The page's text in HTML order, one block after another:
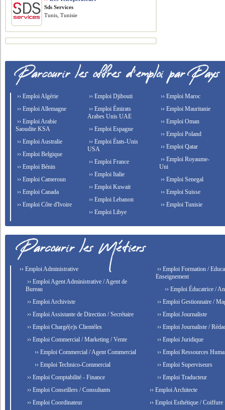
Sds Services
Tunis, Tunisie
›› Emploi Algérie
›› Emploi Allemagne
›› Emploi Arabie
Saoudite KSA
›› Emploi Australie
›› Emploi Belgique
›› Emploi Bénin
›› Emploi Cameroun
›› Emploi Canada
›› Emploi Côte d'Ivoire
›› Emploi Djibouti
›› Emploi Émirats
Arabes Unis UAE
›› Emploi Espagne
›› Emploi États-Unis
USA
›› Emploi France
›› Emploi Italie
›› Emploi Kuwait
›› Emploi Lebanon
›› Emploi Libye
›› Emploi Maroc
›› Emploi Mauritanie
›› Emploi Oman
›› Emploi Poland
›› Emploi Qatar
›› Emploi Royaume-
Uni
›› Emploi Senegal
›› Emploi Suisse
›› Emploi Tunisie
›› Emploi Administrative
›› Emploi Agent Administrative / Agent de
Bureau
›› Emploi Archiviste
›› Emploi Assistante de Direction / Secrétaire
›› Emploi Chargé(e)s Clientèles
›› Emploi Commercial / Marketing / Vente
›› Emploi Commercial / Agent Commercial
›› Emploi Technico-Commercial
›› Emploi Comptabilité - Finance
›› Emploi Conseillers / Consultants
›› Emploi Coordinateur
›› Emploi Formation /
Enseignement
›› Emploi Éducatrice /
›› Emploi Gestionnaire /
›› Emploi Journaliste
›› Emploi Journaliste /
›› Emploi Juridique
›› Emploi Ressources
›› Emploi Superviseurs
›› Emploi Traducteur
›› Emploi Architecte
›› Emploi Esthétique / Coiffure